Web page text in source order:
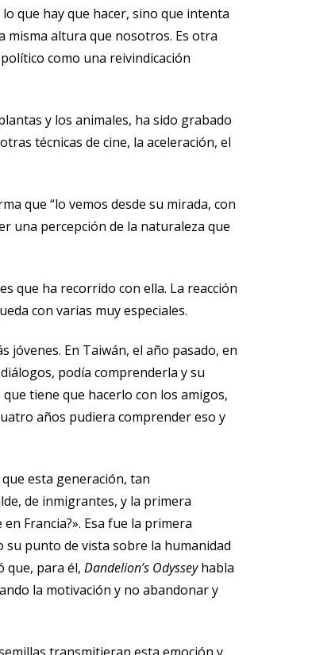
que hay que hacer, sino que intenta
misma altura que nosotros. Es otra
como una reivindicación
y los animales, ha sido grabado
técnicas de cine, la aceleración, el
que “lo vemos desde su mirada, con
una percepción de la naturaleza que
que ha recorrido con ella. La reacción
con varias muy especiales.
jóvenes. En Taiwán, el año pasado, en
podía comprenderla y su
tiene que hacerlo con los amigos,
años pudiera comprender eso y
esta generación, tan
de inmigrantes, y la primera
Francia?». Esa fue la primera
su punto de vista sobre la humanidad
que, para él, Dandelion’s Odysseyhabla
la motivación y no abandonar y